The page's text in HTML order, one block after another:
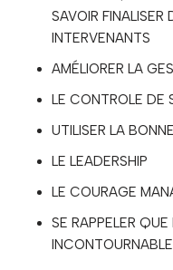
SAVOIR FINALISER
INTERVENANTS
AMÉLIORER LA
LE CONTROLE DE
UTILISER LA
LE LEADERSHIP
LE COURAGE
SE RAPPELER QUE
INCONTOURNABLE